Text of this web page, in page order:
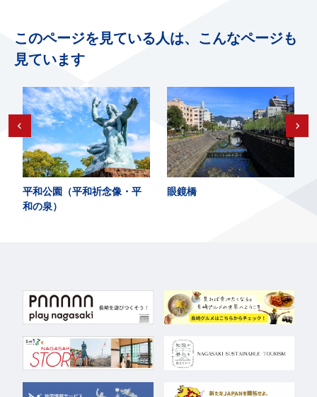
このページを見ている人は、こんなページも
見ています
平和公園（平和祈念像・平
和の泉）
眼鏡橋